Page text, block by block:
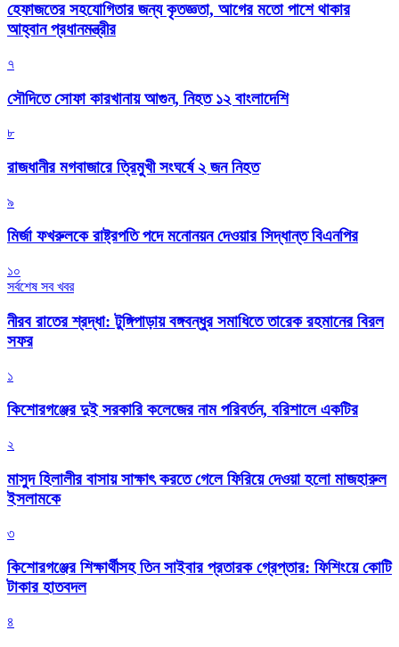
হেফাজতের সহযোগিতার জন্য কৃতজ্ঞতা, আগের মতো পাশে থাকার
আহ্বান প্রধানমন্ত্রীর
৭
সৌদিতে সোফা কারখানায় আগুন, নিহত ১২ বাংলাদেশি
৮
রাজধানীর মগবাজারে ত্রিমুখী সংঘর্ষে ২ জন নিহত
৯
মির্জা ফখরুলকে রাষ্ট্রপতি পদে মনোনয়ন দেওয়ার সিদ্ধান্ত বিএনপির
১০
সর্বশেষ সব খবর
নীরব রাতের শ্রদ্ধা: টুঙ্গিপাড়ায় বঙ্গবন্ধুর সমাধিতে তারেক রহমানের বিরল
সফর
১
কিশোরগঞ্জের দুই সরকারি কলেজের নাম পরিবর্তন, বরিশালে একটির
২
মাসুদ হিলালীর বাসায় সাক্ষাৎ করতে গেলে ফিরিয়ে দেওয়া হলো মাজহারুল
ইসলামকে
৩
কিশোরগঞ্জের শিক্ষার্থীসহ তিন সাইবার প্রতারক গ্রেপ্তার: ফিশিংয়ে কোটি
টাকার হাতবদল
৪